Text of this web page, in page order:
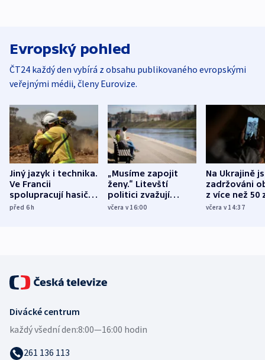
Evropský pohled
ČT24 každý den vybírá z obsahu publikovaného evropskými
veřejnými médii, členy Eurovize.
Jiný jazyk i technika.
Ve Francii
spolupracují hasiči z
různých zemí
před 6h
„Musíme zapojit
ženy.“ Litevští
politici zvažují
dohodu o
včera v 16:00
Na Ukrajině
zadržováni
z více než 50
Bojovali na
včera v 14:37
Divácké centrum
každý všední den:8:00—16:00 hodin
261 136 113